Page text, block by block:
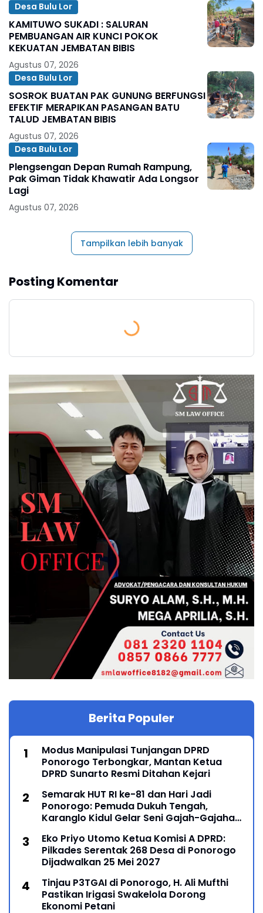
Desa Bulu Lor
KAMITUWO SUKADI : SALURAN
PEMBUANGAN AIR KUNCI POKOK
KEKUATAN JEMBATAN BIBIS
Agustus 07, 2026
Desa Bulu Lor
SOSROK BUATAN PAK GUNUNG BERFUNGSI
EFEKTIF MERAPIKAN PASANGAN BATU
TALUD JEMBATAN BIBIS
Agustus 07, 2026
Desa Bulu Lor
Plengsengan Depan Rumah Rampung,
Pak Giman Tidak Khawatir Ada Longsor
Lagi
Agustus 07, 2026
Tampilkan lebih banyak
Posting Komentar
Berita Populer
Modus Manipulasi Tunjangan DPRD
Ponorogo Terbongkar, Mantan Ketua
DPRD Sunarto Resmi Ditahan Kejari
Semarak HUT RI ke-81 dan Hari Jadi
Ponorogo: Pemuda Dukuh Tengah,
Karanglo Kidul Gelar Seni Gajah-Gajahan,
Eko Priyo Utomo Ketua Komisi A DPRD:
Pilkades Serentak 268 Desa di Ponorogo
Dijadwalkan 25 Mei 2027
Tinjau P3TGAI di Ponorogo, H. Ali Mufthi
Pastikan Irigasi Swakelola Dorong
Ekonomi Petani